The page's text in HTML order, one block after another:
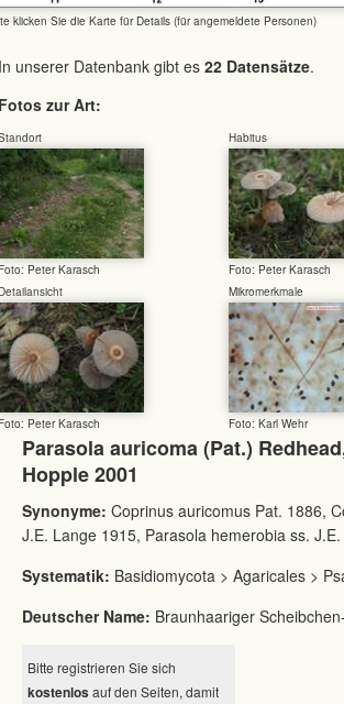
klicken Sie die Karte für Details (für angemeldete Personen)
unserer Datenbank gibt es 22 Datensätze.
zur Art:
Peter Karasch
Habitus
Foto: Peter Karasch
Peter Karasch
Mikromerkmale
Foto: Karl Wehr
Parasola auricoma (Pat.)
Hopple 2001
Synonyme: Coprinus auricomus Pat. 1886,
J.E. Lange 1915, Parasola hemerobia ss.
Systematik: Basidiomycota > Agaricales >
Deutscher Name: Braunhaariger
Bitte registrieren Sie sich
kostenlos auf den Seiten, damit